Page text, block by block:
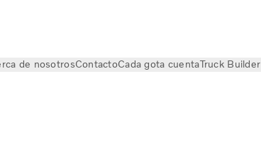
de nosotrosContactoCada gota cuentaTruck Builder